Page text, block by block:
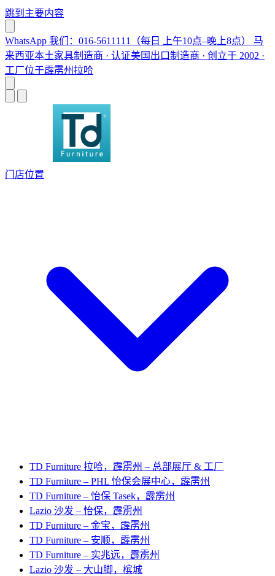
跳到主要内容
WhatsApp 我们：016-5611111（每日 上午10点–晚上8点） 马
来西亚本土家具制造商 · 认证美国出口制造商 · 创立于 2002 ·
工厂位于霹雳州拉哈
门店位置
TD Furniture 拉哈，霹雳州 – 总部展厅 & 工厂
TD Furniture – PHL 怡保会展中心，霹雳州
TD Furniture – 怡保 Tasek，霹雳州
Lazio 沙发 – 怡保，霹雳州
TD Furniture – 金宝，霹雳州
TD Furniture – 安顺，霹雳州
TD Furniture – 实兆远，霹雳州
Lazio 沙发 – 大山脚，槟城